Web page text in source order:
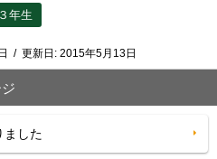
３年生
/ 更新日: 2015年5月13日
ました